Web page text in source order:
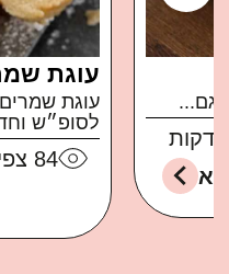
עוגת שמרים
עוגת שמרים ריקוטה
לסופ״ש וחד
צפיות